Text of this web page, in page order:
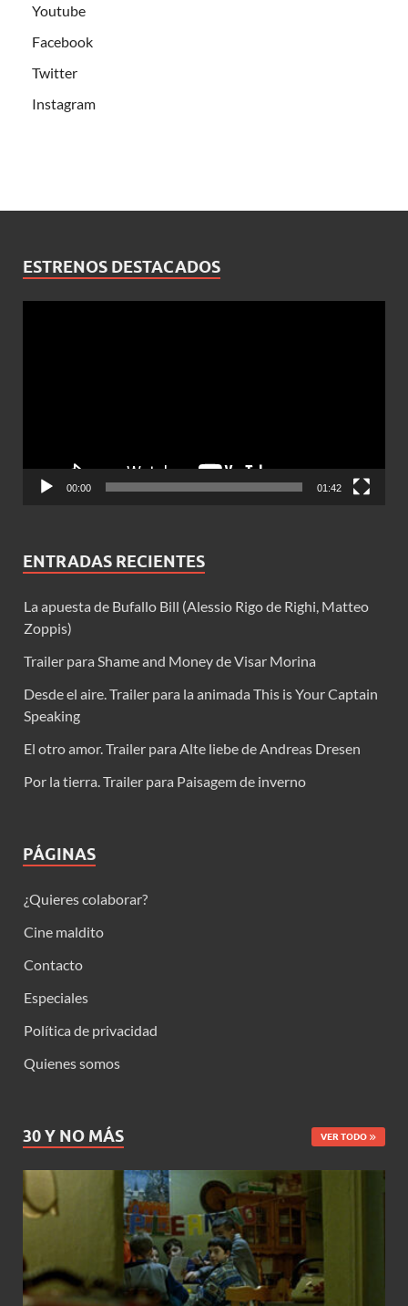
Youtube
Facebook
Twitter
Instagram
ESTRENOS DESTACADOS
00:00 01:42
ENTRADAS RECIENTES
La apuesta de Bufallo Bill (Alessio Rigo de Righi, Matteo
Zoppis)
Trailer para Shame and Money de Visar Morina
Desde el aire. Trailer para la animada This is Your Captain
Speaking
El otro amor. Trailer para Alte liebe de Andreas Dresen
Por la tierra. Trailer para Paisagem de inverno
PÁGINAS
¿Quieres colaborar?
Cine maldito
Contacto
Especiales
Política de privacidad
Quienes somos
30 Y NO MÁS VER TODO